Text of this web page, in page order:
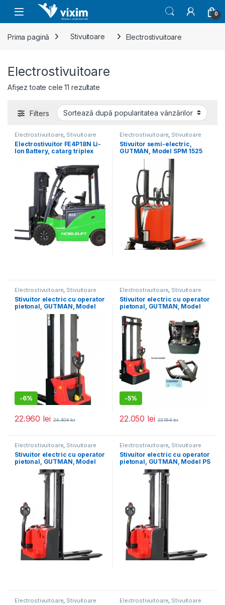
Skip to navigation
Skip to content
0
Prima pagină Stivuitoare Electrostivuitoare
Electrostivuitoare
Afișez toate cele 11 rezultateSortat după popularitate
Filters
Electrostivuitoare, Stivuitoare
Electrostivuitor FE4P18N Li-
Ion Battery, catarg triplex
Electrostivuitoare, Stivuitoare
Stivuitor semi-electric,
GUTMAN, Model SPM 1525
Electrostivuitoare, Stivuitoare
Stivuitor electric cu operator
pietonal, GUTMAN, Model
PSE12N36 dublu catarg
-6%
22.960 lei 24.404lei
Electrostivuitoare, Stivuitoare
Stivuitor electric cu operator
pietonal, GUTMAN, Model
-5%
22.050 lei 23.184lei
Electrostivuitoare, Stivuitoare
Stivuitor electric cu operator
pietonal, GUTMAN, Model
PS16L* triplu catarg
Electrostivuitoare, Stivuitoare
Stivuitor electric cu operator
pietonal, GUTMAN, Model PS
16 FFL, triplu catarg
Electrostivuitoare Stivuitoare Electrostivuitoare Stivuitoare